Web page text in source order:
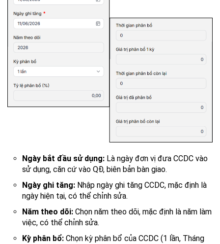
Ngày bắt đầu sử dụng: Là ngày đơn vị đưa CCDC vào
sử dụng, căn cứ vào QĐ, biên bản bàn giao.
Ngày ghi tăng: Nhập ngày ghi tăng CCDC, mặc định là
ngày hiện tại, có thể chỉnh sửa.
Năm theo dõi: Chọn năm theo dõi, mặc định là năm làm
việc, có thể chỉnh sửa.
Kỳ phân bổ: Chọn kỳ phân bổ của CCDC (1 lần, Tháng